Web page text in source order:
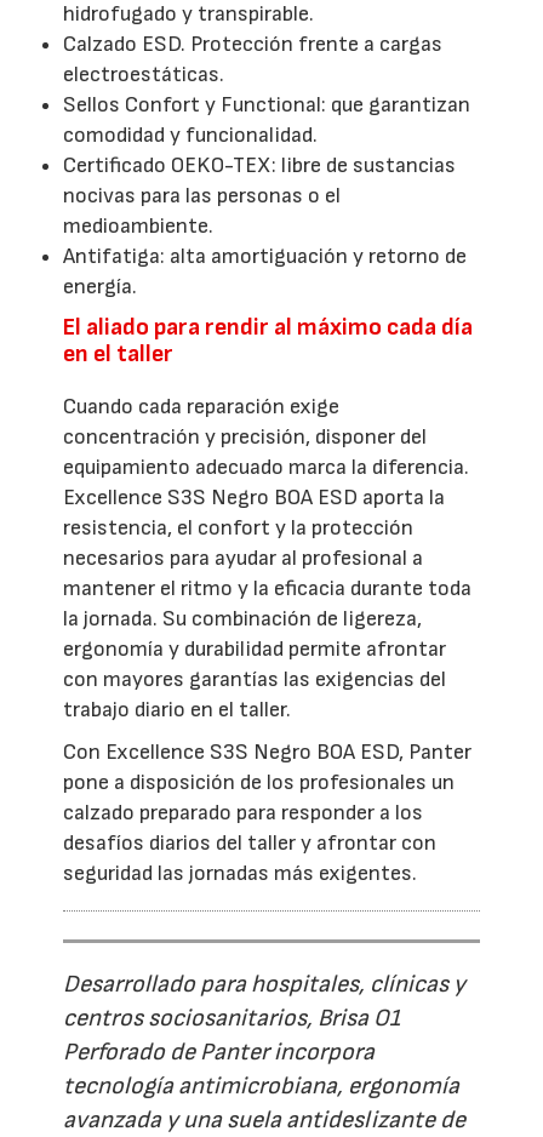
hidrofugado y transpirable.
Calzado ESD. Protección frente a cargas
electroestáticas.
Sellos Confort y Functional: que garantizan
comodidad y funcionalidad.
Certificado OEKO-TEX: libre de sustancias
nocivas para las personas o el
medioambiente.
Antifatiga: alta amortiguación y retorno de
energía.
El aliado para rendir al máximo cada día
en el taller
Cuando cada reparación exige
concentración y precisión, disponer del
equipamiento adecuado marca la diferencia.
Excellence S3S Negro BOA ESD aporta la
resistencia, el confort y la protección
necesarios para ayudar al profesional a
mantener el ritmo y la eficacia durante toda
la jornada. Su combinación de ligereza,
ergonomía y durabilidad permite afrontar
con mayores garantías las exigencias del
trabajo diario en el taller.
Con Excellence S3S Negro BOA ESD, Panter
pone a disposición de los profesionales un
calzado preparado para responder a los
desafíos diarios del taller y afrontar con
seguridad las jornadas más exigentes.
Desarrollado para hospitales, clínicas y
centros sociosanitarios, Brisa O1
Perforado de Panter incorpora
tecnología antimicrobiana, ergonomía
avanzada y una suela antideslizante de